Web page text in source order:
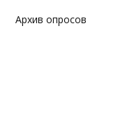
Архив опросов